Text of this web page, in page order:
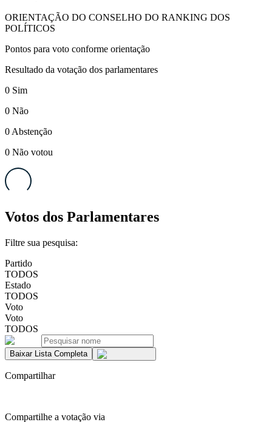
ORIENTAÇÃO DO CONSELHO DO RANKING DOS
POLÍTICOS
Pontos para voto conforme orientação
Resultado da votação dos parlamentares
0 Sim
0 Não
0 Abstenção
0 Não votou
Votos dos Parlamentares
Filtre sua pesquisa:
Partido
TODOS
Estado
TODOS
Voto
Voto
TODOS
Baixar Lista Completa
Compartilhar
Compartilhe a votação via